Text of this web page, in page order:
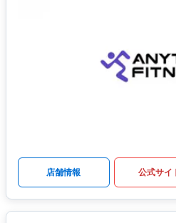
店舗情報 公式サイ